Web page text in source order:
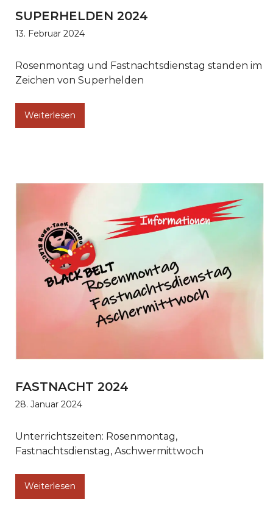
SUPERHELDEN 2024
13. Februar 2024
Rosenmontag und Fastnachtsdienstag standen im
Zeichen von Superhelden
Weiterlesen
FASTNACHT 2024
28. Januar 2024
Unterrichtszeiten: Rosenmontag,
Fastnachtsdienstag, Aschwermittwoch
Weiterlesen